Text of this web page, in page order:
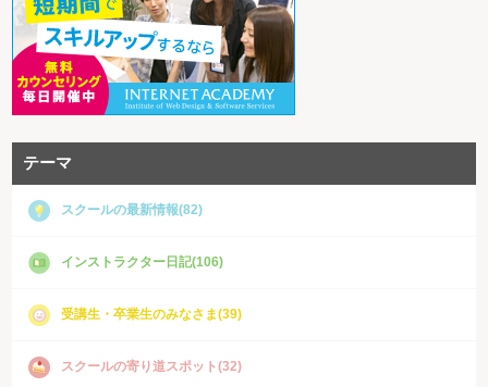
テーマ
スクールの最新情報(82)
インストラクター日記(106)
受講生・卒業生のみなさま(39)
スクールの寄り道スポット(32)